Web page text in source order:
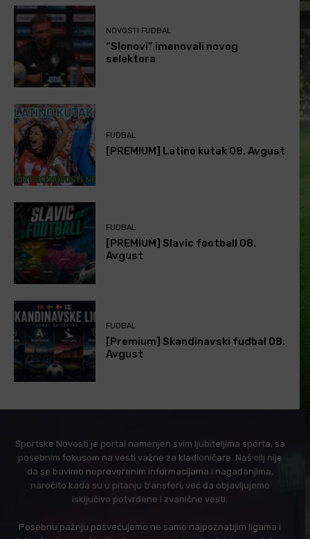
NOVOSTI FUDBAL
“Slonovi” imenovali novog
selektora
FUDBAL
[PREMIUM] Latino kutak 08. Avgust
FUDBAL
[PREMIUM] Slavic football 08.
Avgust
FUDBAL
[Premium] Skandinavski fudbal 08.
Avgust
Sportske Novosti je portal namenjen svim ljubiteljima sporta, sa
posebnim fokusom na vesti važne za kladioničare. Naš cilj nije
da se bavimo neproverenim informacijama i nagađanjima,
naročito kada su u pitanju transferi, već da objavljujemo
isključivo potvrđene i zvanične vesti.
Posebnu pažnju posvećujemo ne samo najpoznatijim ligama i